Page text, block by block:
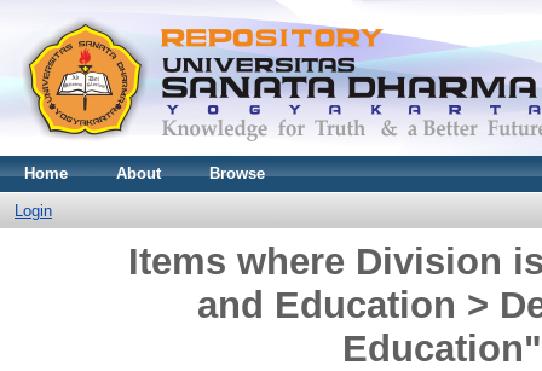
Home About Browse
Login
Items where Division
and Education >